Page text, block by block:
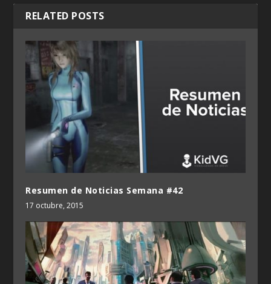
RELATED POSTS
Resumen de Noticias Semana #42
17 octubre, 2015